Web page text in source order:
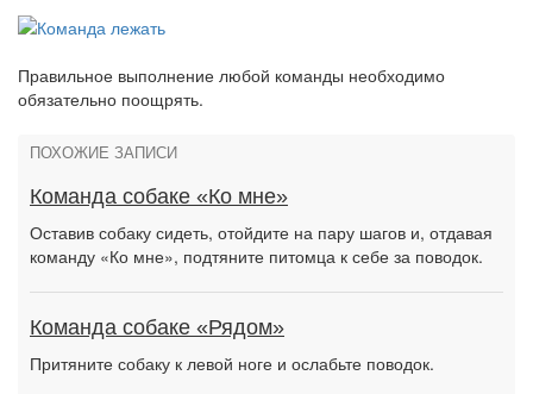
Правильное выполнение любой команды необходимо
обязательно поощрять.
ПОХОЖИЕ ЗАПИСИ
Команда собаке «Ко мне»
Оставив собаку сидеть, отойдите на пару шагов и, отдавая
команду «Ко мне», подтяните питомца к себе за поводок.
Команда собаке «Рядом»
Притяните собаку к левой ноге и ослабьте поводок.